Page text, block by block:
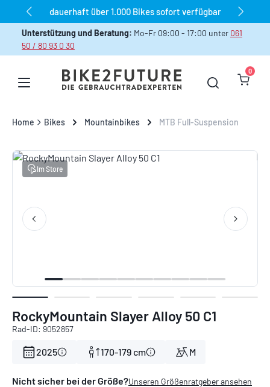
Zum Hauptinhalt springen
dauerhaft über 1.000 Bikes sofort verfügbar
Unterstützung und Beratung: Mo-Fr 09:00 - 17:00 unter 061
50 / 80 93 0 30
0
Home Bikes Mountainbikes MTB Full-Suspension
Bildergalerie überspringen
Im Store
RockyMountain Slayer Alloy 50 C1
Rad-ID: 9052857
2025 170-179 cm M
Nicht sicher bei der Größe?Unseren Größenratgeber ansehen